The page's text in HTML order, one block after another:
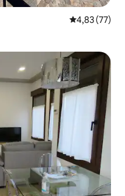
4,83 av 5 i
4,83 (77)